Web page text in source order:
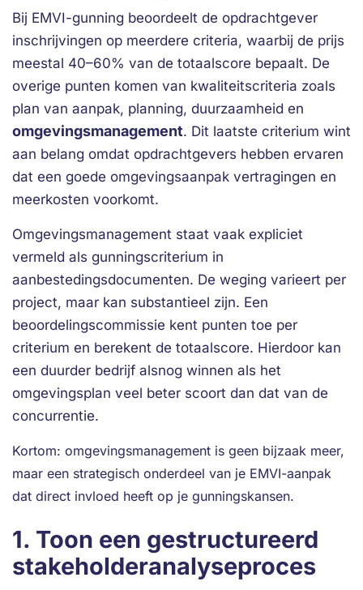
Bij EMVI-gunning beoordeelt de opdrachtgever
inschrijvingen op meerdere criteria, waarbij de prijs
meestal 40–60% van de totaalscore bepaalt. De
overige punten komen van kwaliteitscriteria zoals
plan van aanpak, planning, duurzaamheid en
omgevingsmanagement. Dit laatste criterium wint
aan belang omdat opdrachtgevers hebben ervaren
dat een goede omgevingsaanpak vertragingen en
meerkosten voorkomt.
Omgevingsmanagement staat vaak expliciet
vermeld als gunningscriterium in
aanbestedingsdocumenten. De weging varieert per
project, maar kan substantieel zijn. Een
beoordelingscommissie kent punten toe per
criterium en berekent de totaalscore. Hierdoor kan
een duurder bedrijf alsnog winnen als het
omgevingsplan veel beter scoort dan dat van de
concurrentie.
Kortom: omgevingsmanagement is geen bijzaak meer,
maar een strategisch onderdeel van je EMVI-aanpak
dat direct invloed heeft op je gunningskansen.
1. Toon een gestructureerd
stakeholderanalyseproces